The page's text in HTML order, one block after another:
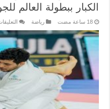
الكبار ببطولة العالم
‏18 ساعة مضت رياضة